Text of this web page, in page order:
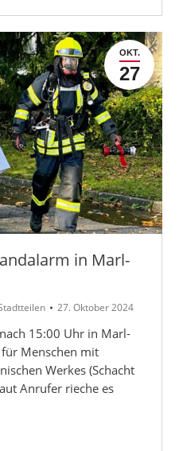
OKT.
27
in Marl-
27. Oktober 2024
15:00 Uhr in Marl-
Menschen mit
Werkes (Schacht
Anrufer rieche es